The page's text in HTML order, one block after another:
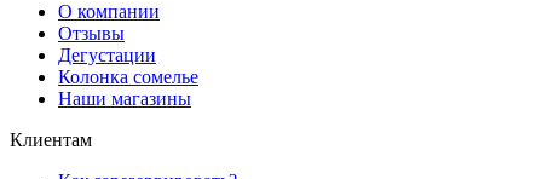
О компании
Отзывы
Дегустации
Колонка сомелье
Наши магазины
Клиентам